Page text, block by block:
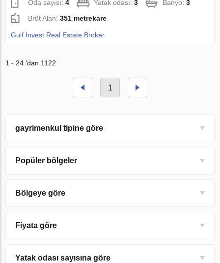
Oda sayısı:4 Yatak odası:3 Banyo:3
Brüt Alan:351 metrekare
Gulf Invest Real Estate Broker
1 - 24 ‘dan 1122
1
gayrimenkul tipine göre
Popüler bölgeler
Bölgeye göre
Fiyata göre
Yatak odası sayısına göre